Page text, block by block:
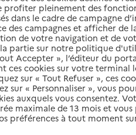
profiter pleinement des
dans le cadre de campagne
des campagnes et afficher de
de votre navigation et de
partie sur notre politique
Accepter », l’éditeur du
ces cookies sur votre terminal
sur « Tout Refuser », ces
sur « Personnaliser », vous
auxquels vous consentez.
maximale de 13 mois et
préférences à tout moment